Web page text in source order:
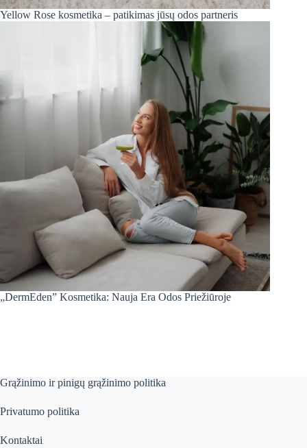
Yellow Rose kosmetika – patikimas jūsų odos partneris
„DermEden” Kosmetika: Nauja Era Odos Priežiūroje
Grąžinimo ir pinigų grąžinimo politika
Privatumo politika
Kontaktai